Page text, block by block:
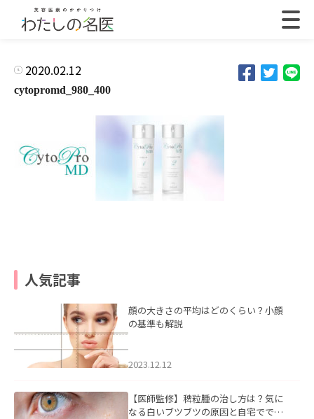
2020.02.12
cytopromd_980_400
人気記事
顔の大きさの平均はどのくらい？小顔
の基準も解説
2023.12.12
【医師監修】稗粒腫の治し方は？気に
なる白いブツブツの原因と自宅ででき